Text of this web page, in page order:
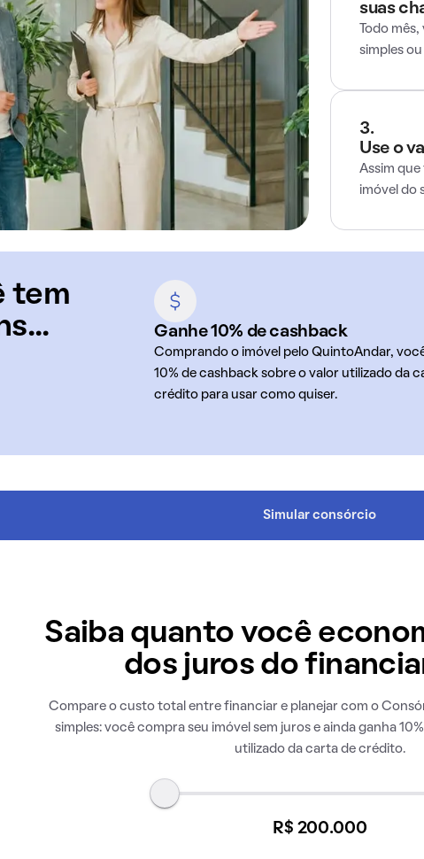
suas
Todo
simples
3.
Use o
Assim
imóvel do
tem
Ganhe 10% de cashback
Comprando o imóvel pelo QuintoAndar,
10% de cashback sobre o valor utilizado da
crédito para usar como quiser.
Simular consórcio
Saiba quanto você
dos juros do
Compare o custo total entre financiar e planejar com o
simples: você compra seu imóvel sem juros e ainda ganha
utilizado da carta de crédito.
R$ 200.000